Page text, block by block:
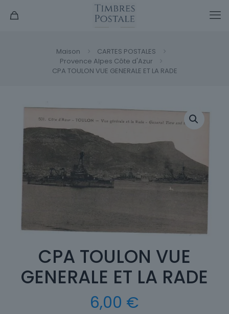
Maison
CARTES POSTALES
Provence Alpes Côte d'Azur
CPA TOULON VUE GENERALE ET LA RADE
CPA TOULON VUE
GENERALE ET LA RADE
6,00 €